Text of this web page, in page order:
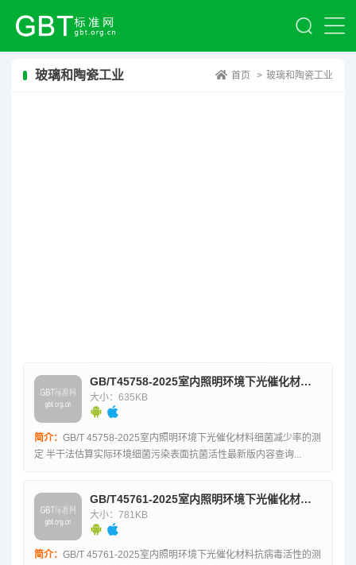
玻璃和陶瓷工业 首页 > 玻璃和陶瓷工业
GB/T45758-2025室内照明环境下光催化材料细菌减少率的测定半干法估算实际环境细菌污染表面抗菌活性
大小：635KB
简介： GB/T 45758-2025室内照明环境下光催化材料细菌减少率的测
定 半干法估算实际环境细菌污染表面抗菌活性最新版内容查询...
GB/T45761-2025室内照明环境下光催化材料抗病毒活性的测定Q-β噬菌体测试法
大小：781KB
简介： GB/T 45761-2025室内照明环境下光催化材料抗病毒活性的测